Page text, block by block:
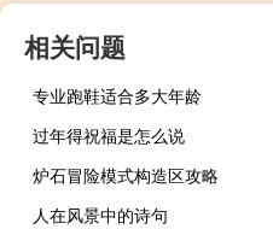
相关问题
专业跑鞋适合多大年龄
过年得祝福是怎么说
炉石冒险模式构造区攻略
人在风景中的诗句